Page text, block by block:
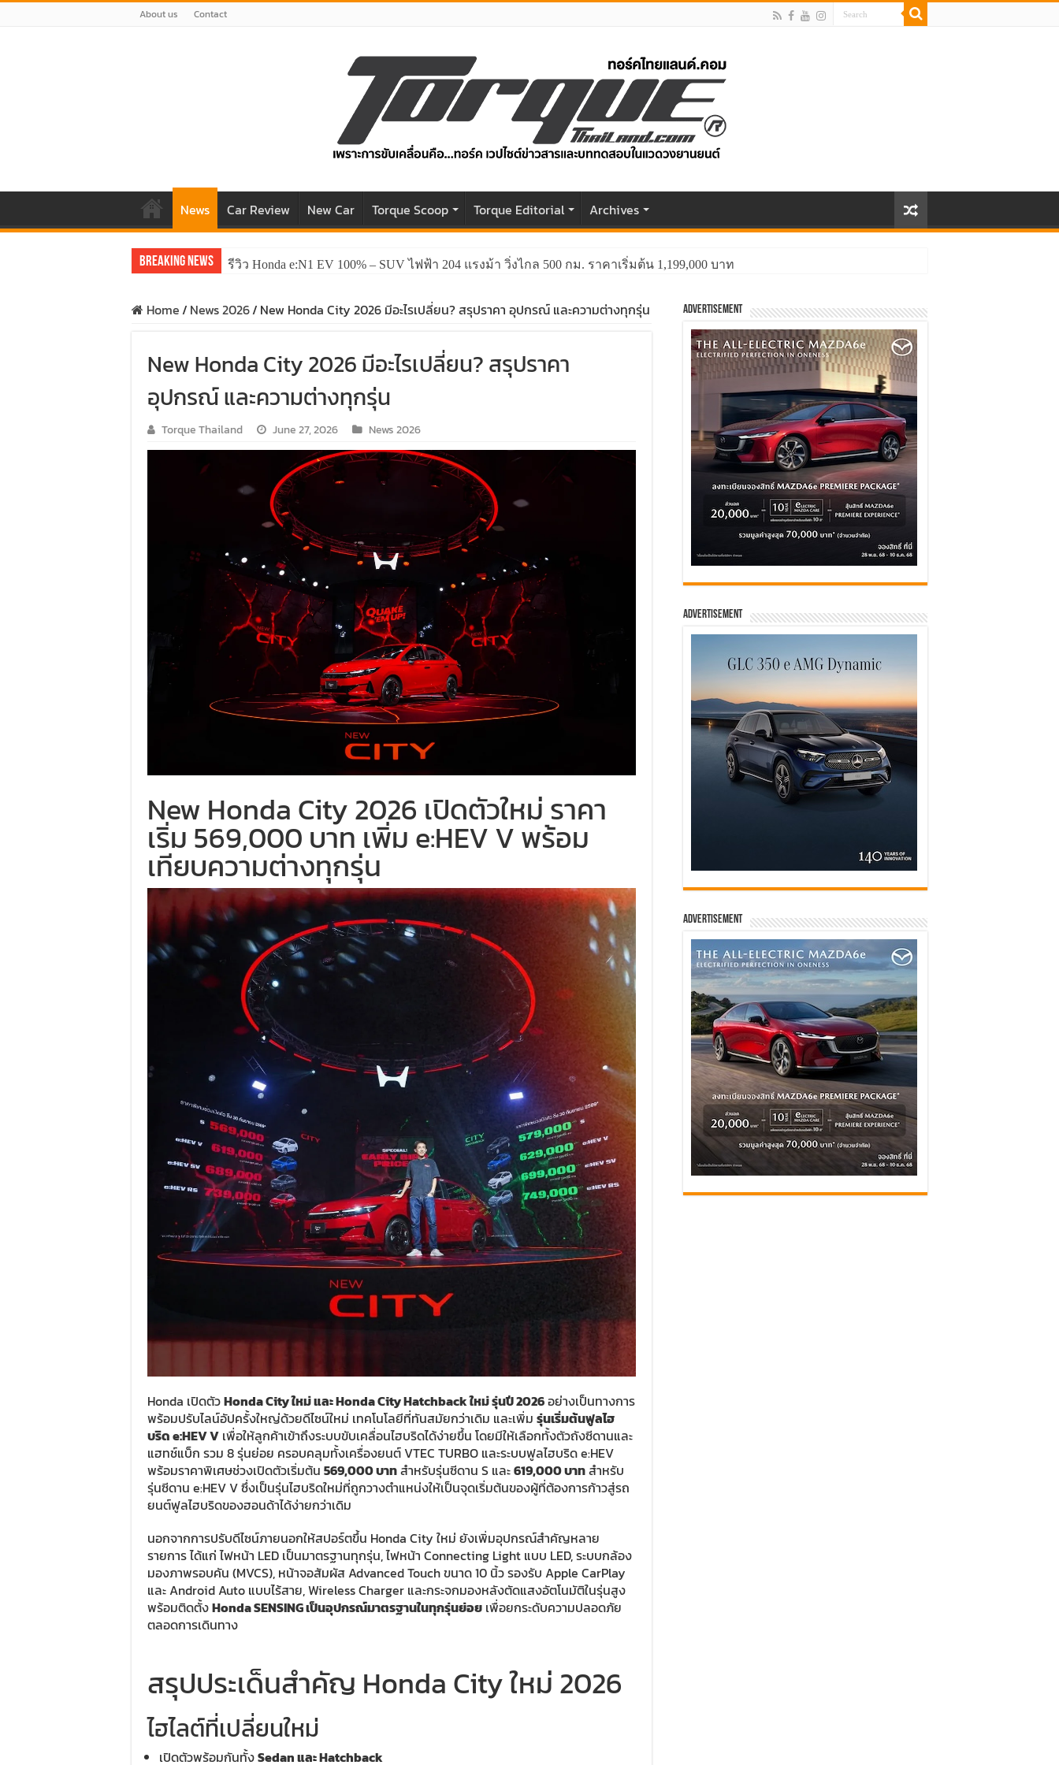
About us Contact
News Car Review New Car Torque Scoop Torque Editorial Archives
Breaking News รีวิว Honda e:N1 EV 100% – SUV ไฟฟ้า 204 แรงม้า วิ่งไกล 500 กม. ราคาเริ่มต้น 1,199,000 บาท
Home/ News 2026/ New Honda City 2026 มีอะไรเปลี่ยน? สรุปราคา อุปกรณ์ และความต่างทุกรุ่น
New Honda City 2026 มีอะไรเปลี่ยน? สรุปราคา
อุปกรณ์ และความต่างทุกรุ่น
Torque Thailand June 27, 2026 News 2026
New Honda City 2026 เปิดตัวใหม่ ราคา
เริ่ม 569,000 บาท เพิ่ม e:HEV V พร้อม
เทียบความต่างทุกรุ่น
Honda เปิดตัวHonda City ใหม่ และ Honda City Hatchback ใหม่ รุ่นปี 2026อย่างเป็นทางการ
พร้อมปรับไลน์อัปครั้งใหญ่ด้วยดีไซน์ใหม่ เทคโนโลยีที่ทันสมัยกว่าเดิม และเพิ่ม รุ่นเริ่มต้นฟูลไฮ
บริด e:HEV V เพื่อให้ลูกค้าเข้าถึงระบบขับเคลื่อนไฮบริดได้ง่ายขึ้น โดยมีให้เลือกทั้งตัวถังซีดานและ
แฮทช์แบ็ก รวม 8 รุ่นย่อย ครอบคลุมทั้งเครื่องยนต์ VTEC TURBO และระบบฟูลไฮบริด e:HEV
พร้อมราคาพิเศษช่วงเปิดตัวเริ่มต้น 569,000 บาทสำหรับรุ่นซีดาน S และ619,000 บาทสำหรับ
รุ่นซีดาน e:HEV V ซึ่งเป็นรุ่นไฮบริดใหม่ที่ถูกวางตำแหน่งให้เป็นจุดเริ่มต้นของผู้ที่ต้องการก้าวสู่รถ
ยนต์ฟูลไฮบริดของฮอนด้าได้ง่ายกว่าเดิม
นอกจากการปรับดีไซน์ภายนอกให้สปอร์ตขึ้น Honda City ใหม่ ยังเพิ่มอุปกรณ์สำคัญหลาย
รายการ ได้แก่ ไฟหน้า LED เป็นมาตรฐานทุกรุ่น, ไฟหน้า Connecting Light แบบ LED, ระบบกล้อง
มองภาพรอบคัน (MVCS), หน้าจอสัมผัส Advanced Touch ขนาด 10 นิ้ว รองรับ Apple CarPlay
และ Android Auto แบบไร้สาย, Wireless Charger และกระจกมองหลังตัดแสงอัตโนมัติในรุ่นสูง
พร้อมติดตั้งHonda SENSING เป็นอุปกรณ์มาตรฐานในทุกรุ่นย่อย เพื่อยกระดับความปลอดภัย
ตลอดการเดินทาง
สรุปประเด็นสำคัญ Honda City ใหม่ 2026
ไฮไลต์ที่เปลี่ยนใหม่
เปิดตัวพร้อมกันทั้งSedan และ Hatchback
Advertisement
Advertisement
Advertisement